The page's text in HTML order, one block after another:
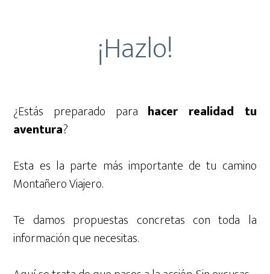
¡Hazlo!
¿Estás preparado para hacer realidad tu
aventura?
Esta es la parte más importante de tu camino
Montañero Viajero.
Te damos propuestas concretas con toda la
información que necesitas.